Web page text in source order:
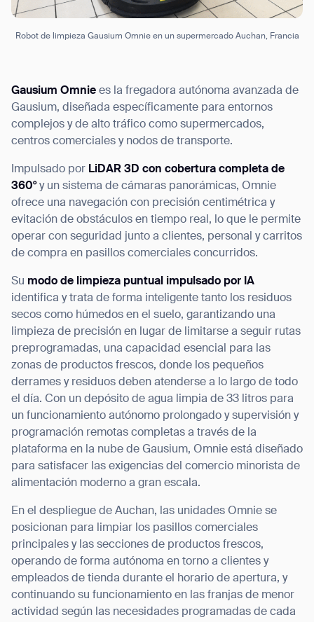
Robot de limpieza Gausium Omnie en un supermercado Auchan, Francia
Gausium Omnie es la fregadora autónoma avanzada de
Gausium, diseñada específicamente para entornos
complejos y de alto tráfico como supermercados,
centros comerciales y nodos de transporte.
Impulsado por LiDAR 3D con cobertura completa de
360°y un sistema de cámaras panorámicas, Omnie
ofrece una navegación con precisión centimétrica y
evitación de obstáculos en tiempo real, lo que le permite
operar con seguridad junto a clientes, personal y carritos
de compra en pasillos comerciales concurridos.
Su modo de limpieza puntual impulsado por IA
identifica y trata de forma inteligente tanto los residuos
secos como húmedos en el suelo, garantizando una
limpieza de precisión en lugar de limitarse a seguir rutas
preprogramadas, una capacidad esencial para las
zonas de productos frescos, donde los pequeños
derrames y residuos deben atenderse a lo largo de todo
el día. Con un depósito de agua limpia de 33 litros para
un funcionamiento autónomo prolongado y supervisión y
programación remotas completas a través de la
plataforma en la nube de Gausium, Omnie está diseñado
para satisfacer las exigencias del comercio minorista de
alimentación moderno a gran escala.
En el despliegue de Auchan, las unidades Omnie se
posicionan para limpiar los pasillos comerciales
principales y las secciones de productos frescos,
operando de forma autónoma en torno a clientes y
empleados de tienda durante el horario de apertura, y
continuando su funcionamiento en las franjas de menor
actividad según las necesidades programadas de cada
Thank you for filling out the
form